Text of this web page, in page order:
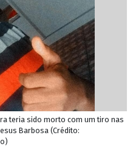
teria sido morto com um tiro nas
Barbosa (Crédito: